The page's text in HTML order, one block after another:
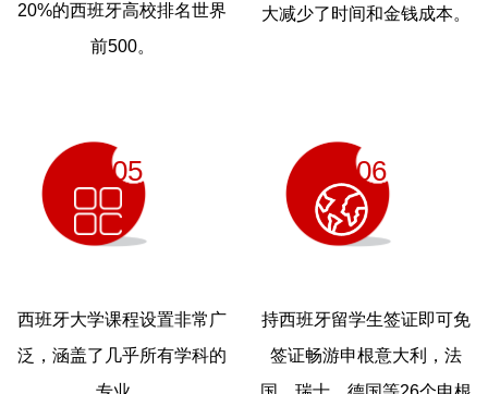
05
西班牙大学课程设置非常广
泛，涵盖了几乎所有学科的
20%的西班牙高校排名世界
前500。
大减少了时间和金钱成本。
持西班牙留学生签证即可免
签证畅游申根意大利，法
06